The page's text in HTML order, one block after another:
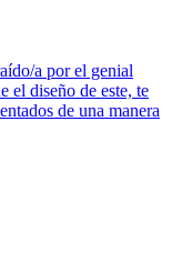
a por el genial
el diseño de este, te
de una manera